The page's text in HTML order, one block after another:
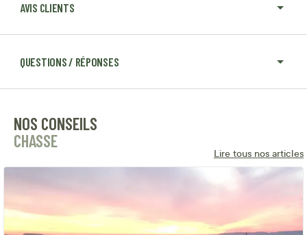
AVIS CLIENTS
QUESTIONS / RÉPONSES
NOS CONSEILS
CHASSE
Lire tous nos articles